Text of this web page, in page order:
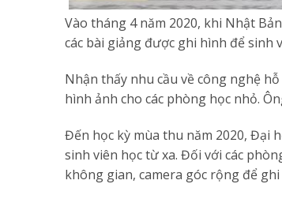
Vào tháng 4 năm 2020, khi Nhật
các bài giảng được ghi hình để sinh
Nhận thấy nhu cầu về công nghệ
hình ảnh cho các phòng học nhỏ.
Đến học kỳ mùa thu năm 2020, Đại
sinh viên học từ xa. Đối với các
không gian, camera góc rộng để